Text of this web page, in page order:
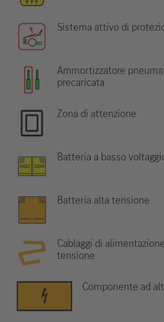
Sistema attivo di
Ammortizzatore
precaricata
Zona di attenzione
Batteria a basso
Batteria alta tensione
Cablaggi di
tensione
Componente ad